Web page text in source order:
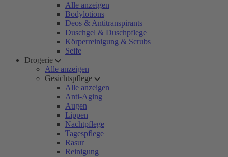
Alle anzeigen
Bodylotions
Deos & Antitranspirants
Duschgel & Duschpflege
Körperreinigung & Scrubs
Seife
Drogerie
Alle anzeigen
Gesichtspflege
Alle anzeigen
Anti-Aging
Augen
Lippen
Nachtpflege
Tagespflege
Rasur
Reinigung